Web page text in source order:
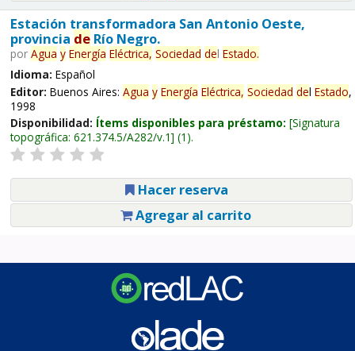
Estación transformadora San Antonio Oeste,
provincia deRío Negro.
por Agua y Energía Eléctrica, Sociedad del Estado.
Idioma: Español
Editor: Buenos Aires: Agua y Energía Eléctrica, Sociedad del Estado,
1998
Disponibilidad: Ítems disponibles para préstamo: Signatura
topográfica: 621.374.5/A282/v.1 (1).
Hacer reserva
Agregar al carrito